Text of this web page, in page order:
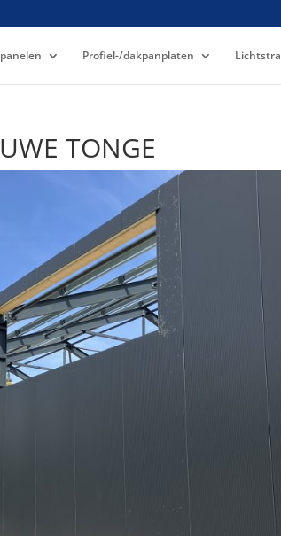
Profiel-/dakpanplaten
TONGE